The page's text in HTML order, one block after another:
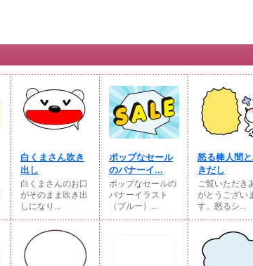
白くまさん吹き
出し
白くまさんのお口
がそのまま吹き出
しになり...
ポップなセール
のバナーイ...
ポップなセールの
バナーイラスト
（ブルー）...
怒る棒人間
きだし
ご覧いただき
がとうござい
す。怒るシ...